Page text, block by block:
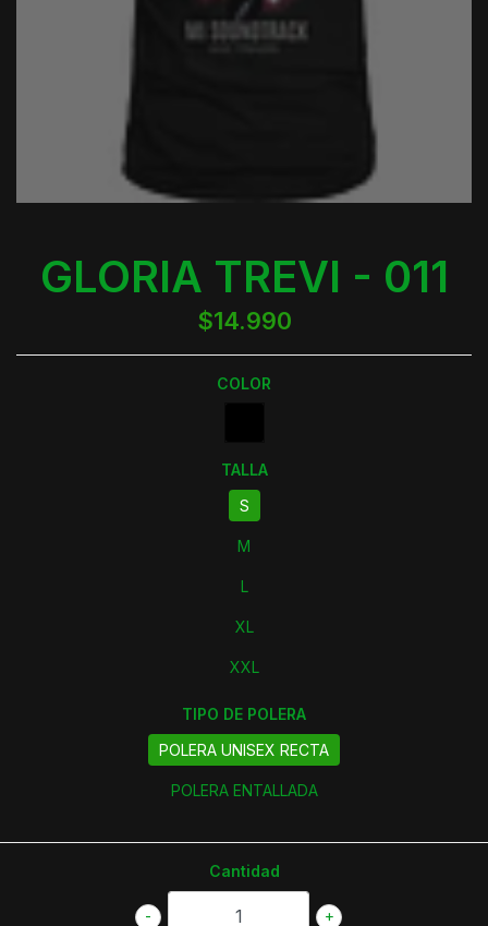
GLORIA TREVI - 011
$14.990
COLOR
TALLA
S
M
L
XL
XXL
TIPO DE POLERA
POLERA UNISEX RECTA
POLERA ENTALLADA
Cantidad
+
-